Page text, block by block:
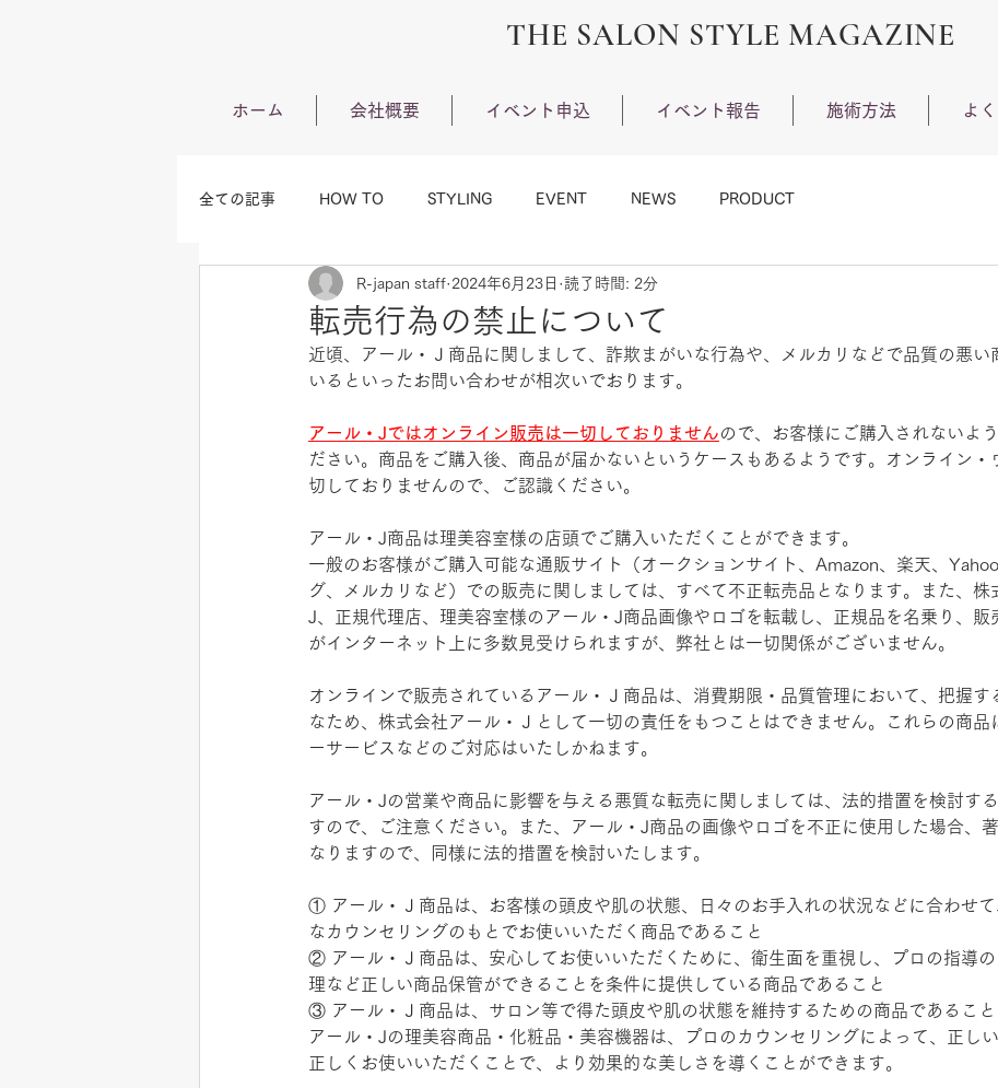
THE SALON STYLE MAGAZINE
ホーム 会社概要 イベント申込 イベント報告 施術方法 よ
全ての記事 HOW TO STYLING EVENT NEWS PRODUCT
転売行為の禁止について
R-japan staff 2024年6月23日 読了時間: 2分
近頃、アール・Ｊ商品に関しまして、詐欺まがいな行為や、メルカリなどで品質の悪い
いるといったお問い合わせが相次いでおります。
アール・Jではオンライン販売は一切しておりませんので、お客様にご購入されないよ
ださい。商品をご購入後、商品が届かないというケースもあるようです。オンライン・
切しておりませんので、ご認識ください。
アール・J商品は理美容室様の店頭でご購入いただくことができます。
一般のお客様がご購入可能な通販サイト（オークションサイト、Amazon、楽天、
グ、メルカリなど）での販売に関しましては、すべて不正転売品となります。また、株
J、正規代理店、理美容室様のアール・J商品画像やロゴを転載し、正規品を名乗り、販
がインターネット上に多数見受けられますが、弊社とは一切関係がございません。
オンラインで販売されているアール・Ｊ商品は、消費期限・品質管理において、把握す
なため、株式会社アール・Ｊとして一切の責任をもつことはできません。これらの商品
ーサービスなどのご対応はいたしかねます。
アール・Jの営業や商品に影響を与える悪質な転売に関しましては、法的措置を検討す
すので、ご注意ください。また、アール・J商品の画像やロゴを不正に使用した場合、
なりますので、同様に法的措置を検討いたします。
① アール・Ｊ商品は、お客様の頭皮や肌の状態、日々のお手入れの状況などに合わせ
なカウンセリングのもとでお使いいただく商品であること
② アール・Ｊ商品は、安心してお使いいただくために、衛生面を重視し、プロの指導
理など正しい商品保管ができることを条件に提供している商品であること
③ アール・Ｊ商品は、サロン等で得た頭皮や肌の状態を維持するための商品であること
アール・Jの理美容商品・化粧品・美容機器は、プロのカウンセリングによって、正しい
正しくお使いいただくことで、より効果的な美しさを導くことができます。